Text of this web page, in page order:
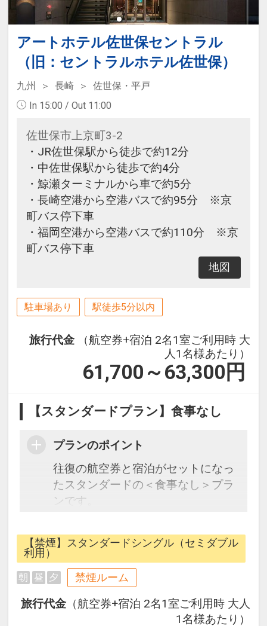
アートホテル佐世保セントラル
（旧：セントラルホテル佐世保）
九州 長崎
佐世保・平戸
In 15:00 / Out 11:00
佐世保市上京町3-2
・JR佐世保駅から徒歩で約12分
・中佐世保駅から徒歩で約4分
・鯨瀬ターミナルから車で約5分
・長崎空港から空港バスで約95分 ※京
町バス停下車
・福岡空港から空港バスで約110分 ※京
町バス停下車
地図
駐車場あり 駅徒歩5分以内
旅行代金
（航空券+宿泊 2名1室ご利用時 大
人1名様あたり）
61,700～63,300 円
【スタンダードプラン】食事なし
プランのポイント
往復の航空券と宿泊がセットになっ
たスタンダードの＜食事なし＞プラ
ンです。
できるダイナミックパッケージだか
ら、一都市滞在はもちろん周遊旅行
にも最適！
旅行期間中の1泊だけの宿泊や延
泊・飛び泊なども自由自在です。
JALマイレージ会員の方にはフライ
【禁煙】スタンダードシングル（セミダブル
利用）
朝 昼 夕 禁煙ルーム
旅行代金 （航空券+宿泊 2名1室ご利用時 大人
1名様あたり）